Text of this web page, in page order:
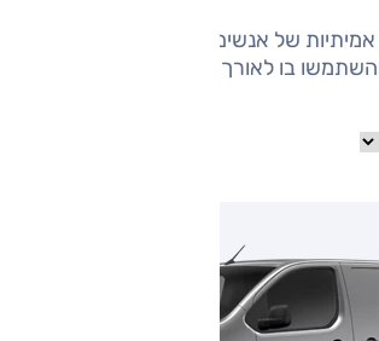
של אנשים שהיה להם את הרכב
בו לאורך תקופה